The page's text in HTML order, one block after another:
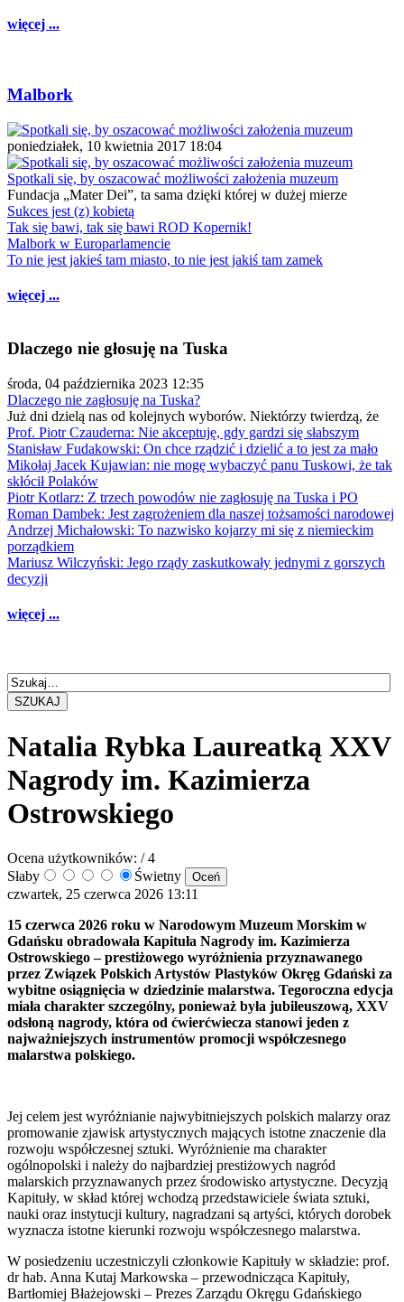
więcej ...
Malbork
poniedziałek, 10 kwietnia 2017 18:04
Spotkali się, by oszacować możliwości założenia muzeum
Fundacja „Mater Dei”, ta sama dzięki której w dużej mierze
Sukces jest (z) kobietą
Tak się bawi, tak się bawi ROD Kopernik!
Malbork w Europarlamencie
To nie jest jakieś tam miasto, to nie jest jakiś tam zamek
więcej ...
Dlaczego nie głosuję na Tuska
środa, 04 października 2023 12:35
Dlaczego nie zagłosuję na Tuska?
Już dni dzielą nas od kolejnych wyborów. Niektórzy twierdzą, że
Prof. Piotr Czauderna: Nie akceptuję, gdy gardzi się słabszym
Stanisław Fudakowski: On chce rządzić i dzielić a to jest za mało
Mikołaj Jacek Kujawian: nie mogę wybaczyć panu Tuskowi, że tak
skłócił Polaków
Piotr Kotlarz: Z trzech powodów nie zagłosuję na Tuska i PO
Roman Dambek: Jest zagrożeniem dla naszej tożsamości narodowej
Andrzej Michałowski: To nazwisko kojarzy mi się z niemieckim
porządkiem
Mariusz Wilczyński: Jego rządy zaskutkowały jednymi z gorszych
decyzji
więcej ...
SZUKAJ
Natalia Rybka Laureatką XXV
Nagrody im. Kazimierza
Ostrowskiego
Ocena użytkowników: / 4
Słaby
Świetny
czwartek, 25 czerwca 2026 13:11
15 czerwca 2026 roku w Narodowym Muzeum Morskim w
Gdańsku obradowała Kapituła Nagrody im. Kazimierza
Ostrowskiego – prestiżowego wyróżnienia przyznawanego
przez Związek Polskich Artystów Plastyków Okręg Gdański za
wybitne osiągnięcia w dziedzinie malarstwa. Tegoroczna edycja
miała charakter szczególny, ponieważ była jubileuszową, XXV
odsłoną nagrody, która od ćwierćwiecza stanowi jeden z
najważniejszych instrumentów promocji współczesnego
malarstwa polskiego.
Jej celem jest wyróżnianie najwybitniejszych polskich malarzy oraz
promowanie zjawisk artystycznych mających istotne znaczenie dla
rozwoju współczesnej sztuki. Wyróżnienie ma charakter
ogólnopolski i należy do najbardziej prestiżowych nagród
malarskich przyznawanych przez środowisko artystyczne. Decyzją
Kapituły, w skład której wchodzą przedstawiciele świata sztuki,
nauki oraz instytucji kultury, nagradzani są artyści, których dorobek
wyznacza istotne kierunki rozwoju współczesnego malarstwa.
W posiedzeniu uczestniczyli członkowie Kapituły w składzie: prof.
dr hab. Anna Kutaj Markowska – przewodnicząca Kapituły,
Bartłomiej Błażejowski – Prezes Zarządu Okręgu Gdańskiego